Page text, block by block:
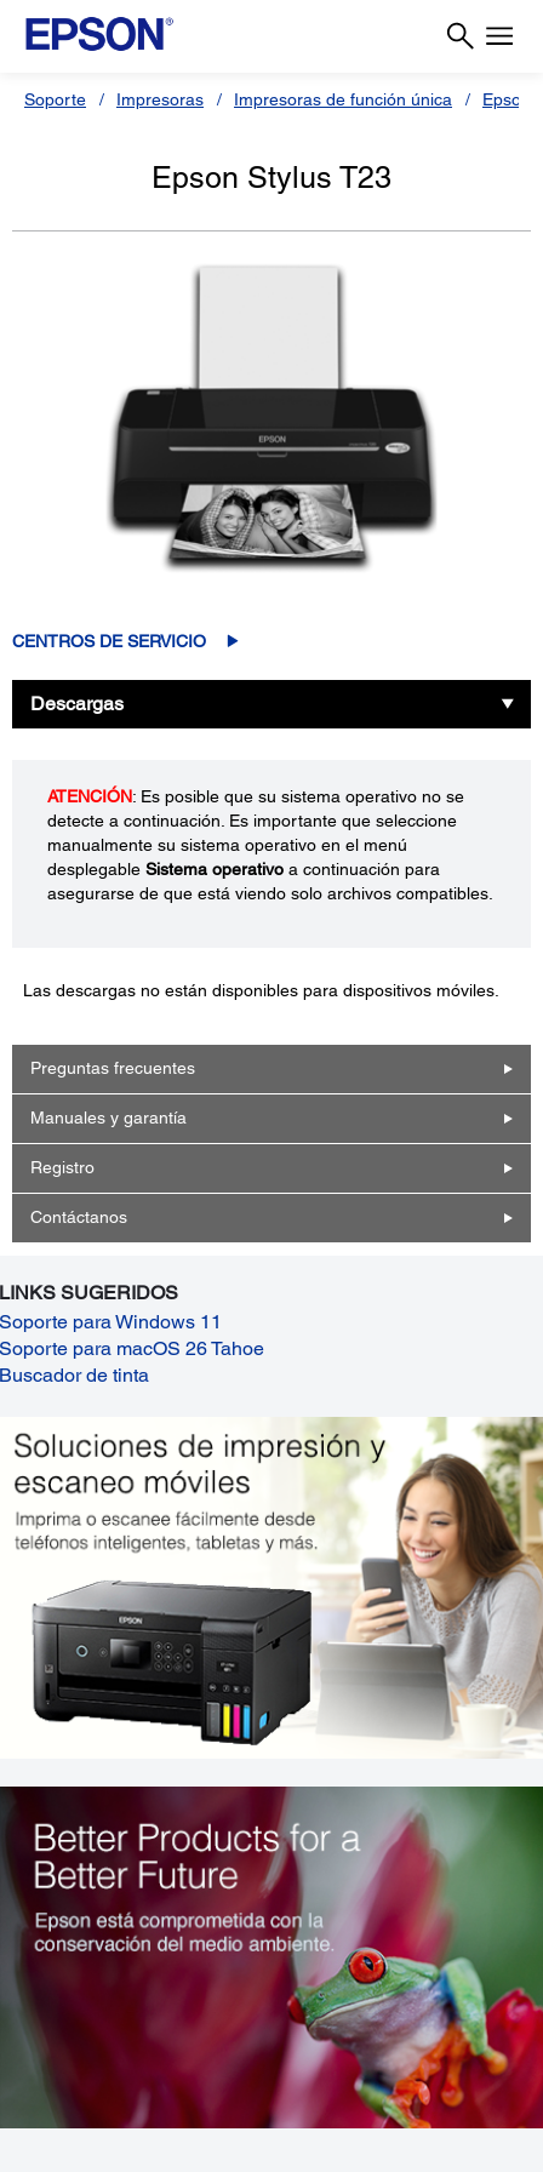
Soporte Impresoras Impresoras de función única Epson
Epson Stylus T23
CENTROS DE SERVICIO
Descargas
ATENCIÓN: Es posible que su sistema operativo no se
detecte a continuación. Es importante que seleccione
manualmente su sistema operativo en el menú
desplegable Sistema operativo a continuación para
asegurarse de que está viendo solo archivos compatibles.
Las descargas no están disponibles para dispositivos móviles.
Preguntas frecuentes
Manuales y garantía
Registro
Contáctanos
LINKS SUGERIDOS
Soporte para Windows 11
Soporte para macOS 26 Tahoe
Buscador de tinta